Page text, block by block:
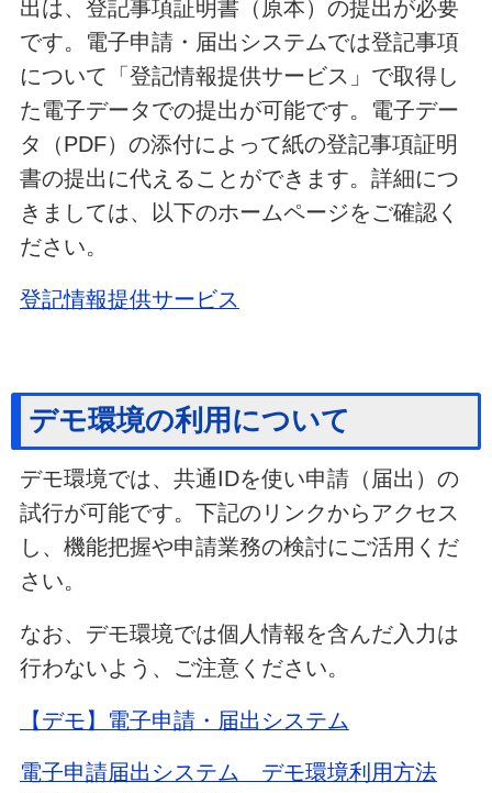
出は、登記事項証明書（原本）の提出が必要
です。電子申請・届出システムでは登記事項
について「登記情報提供サービス」で取得し
た電子データでの提出が可能です。電子デー
タ（PDF）の添付によって紙の登記事項証明
書の提出に代えることができます。詳細につ
きましては、以下のホームページをご確認く
ださい。
登記情報提供サービス
デモ環境の利用について
デモ環境では、共通IDを使い申請（届出）の
試行が可能です。下記のリンクからアクセス
し、機能把握や申請業務の検討にご活用くだ
さい。
なお、デモ環境では個人情報を含んだ入力は
行わないよう、ご注意ください。
【デモ】電子申請・届出システム
電子申請届出システム デモ環境利用方法